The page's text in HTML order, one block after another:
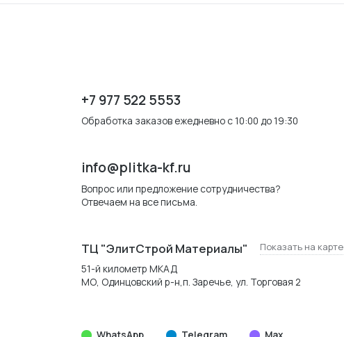
+7 977 522 5553
Обработка заказов ежедневно с 10:00 до 19:30
info@plitka-kf.ru
Вопрос или предложение сотрудничества?
Отвечаем на все письма.
ТЦ "ЭлитСтрой Материалы" Показать на карте
51-й километр МКАД
МО, Одинцовский р-н,п. Заречье, ул. Торговая 2